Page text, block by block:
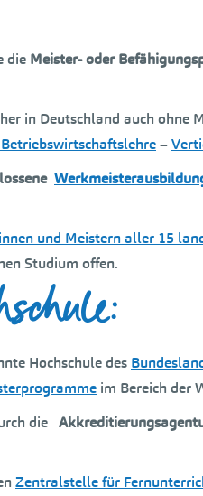
die Meister- oder
in Deutschland auch
–
und Meistern aller 15
Studium offen.
Hochschule des
im Bereich der
die
Zentralstelle für